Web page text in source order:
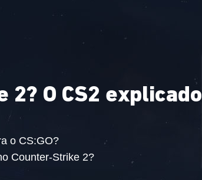
2? O CS2 explicado
o CS:GO?
Counter-Strike 2?